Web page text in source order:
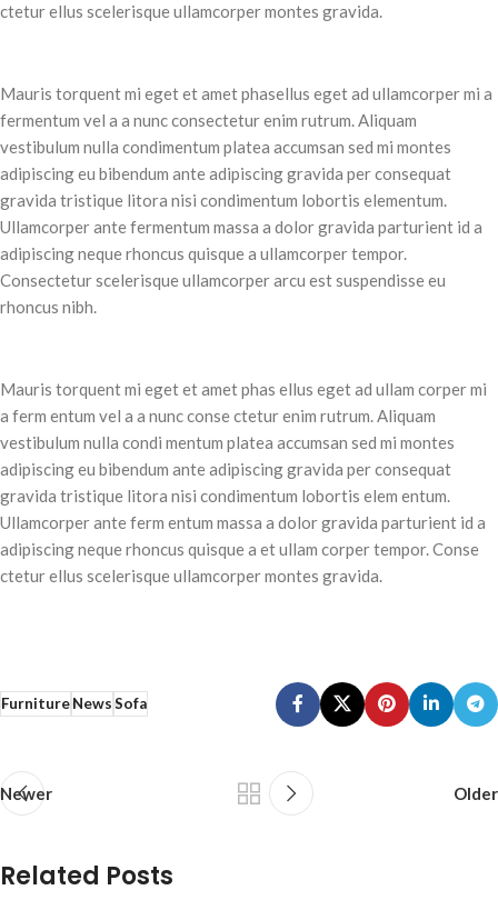
ctetur ellus scelerisque ullamcorper montes gravida.
Mauris torquent mi eget et amet phasellus eget ad ullamcorper mi a
fermentum vel a a nunc consectetur enim rutrum. Aliquam
vestibulum nulla condimentum platea accumsan sed mi montes
adipiscing eu bibendum ante adipiscing gravida per consequat
gravida tristique litora nisi condimentum lobortis elementum.
Ullamcorper ante fermentum massa a dolor gravida parturient id a
adipiscing neque rhoncus quisque a ullamcorper tempor.
Consectetur scelerisque ullamcorper arcu est suspendisse eu
rhoncus nibh.
Mauris torquent mi eget et amet phas ellus eget ad ullam corper mi
a ferm entum vel a a nunc conse ctetur enim rutrum. Aliquam
vestibulum nulla condi mentum platea accumsan sed mi montes
adipiscing eu bibendum ante adipiscing gravida per consequat
gravida tristique litora nisi condimentum lobortis elem entum.
Ullamcorper ante ferm entum massa a dolor gravida parturient id a
adipiscing neque rhoncus quisque a et ullam corper tempor. Conse
ctetur ellus scelerisque ullamcorper montes gravida.
FurnitureNewsSofa
Newer Older
Related Posts